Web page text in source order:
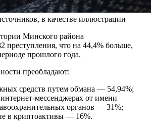
в качестве иллюстрации
Минского района
преступления, что на 44,4% больше,
прошлого года.
преобладают:
средств путем обмана — 54,94%;
мессенджерах от имени
органов — 31%;
в криптоактивы — 16%.